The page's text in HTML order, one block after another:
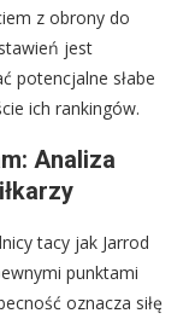
z obrony do
jest
potencjalne słabe
ich rankingów.
Analiza
tacy jak Jarrod
punktami
oznacza siłę